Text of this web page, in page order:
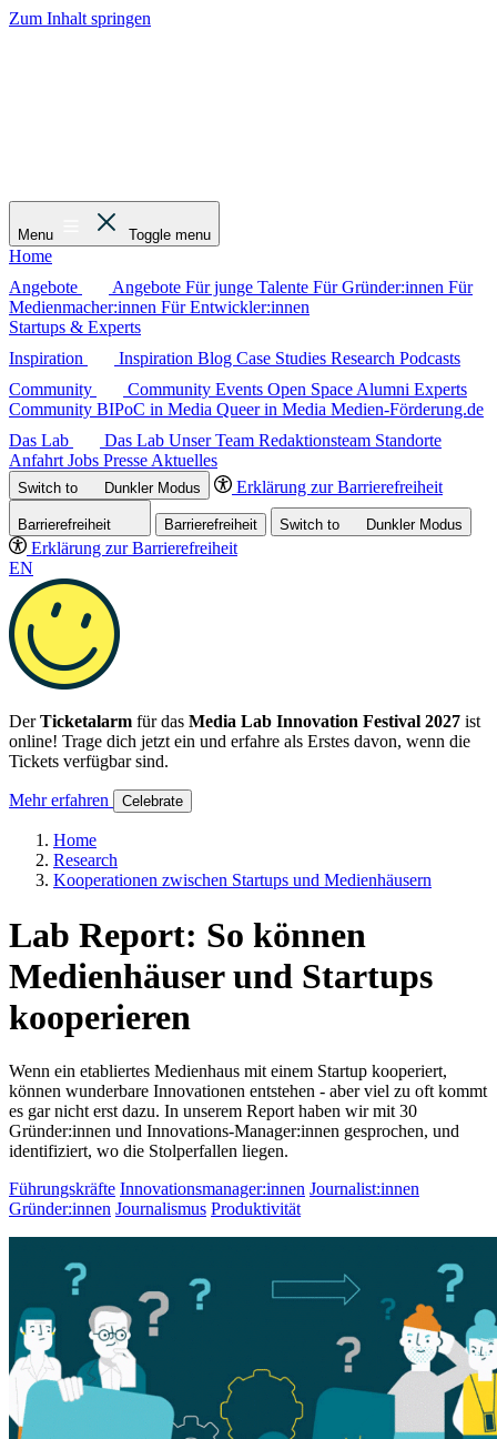
Zum Inhalt springen
Menu Toggle menu
Home
Angebote
Angebote Für junge Talente Für Gründer:innen Für
Medienmacher:innen Für Entwickler:innen
Startups & Experts
Inspiration
Inspiration Blog Case Studies Research Podcasts
Community
Community Events Open Space Alumni Experts
Community BIPoC in Media Queer in Media Medien-Förderung.de
Das Lab
Das Lab Unser Team Redaktionsteam Standorte
Anfahrt Jobs Presse Aktuelles
Switch to DunklerModus Erklärung zur Barrierefreiheit
Barrierefreiheit Barrierefreiheit Switch to DunklerModus
Erklärung zur Barrierefreiheit
EN
DerTicketalarm für das Media Lab Innovation Festival 2027 ist
online! Trage dich jetzt ein und erfahre als Erstes davon, wenn die
Tickets verfügbar sind.
Mehr erfahren Celebrate
Home
Research
Kooperationen zwischen Startups und Medienhäusern
Lab Report: So können
Medienhäuser und Startups
kooperieren
Wenn ein etabliertes Medienhaus mit einem Startup kooperiert,
können wunderbare Innovationen entstehen - aber viel zu oft kommt
es gar nicht erst dazu. In unserem Report haben wir mit 30
Gründer:innen und Innovations-Manager:innen gesprochen, und
identifiziert, wo die Stolperfallen liegen.
Führungskräfte Innovationsmanager:innen Journalist:innen
Gründer:innen Journalismus Produktivität